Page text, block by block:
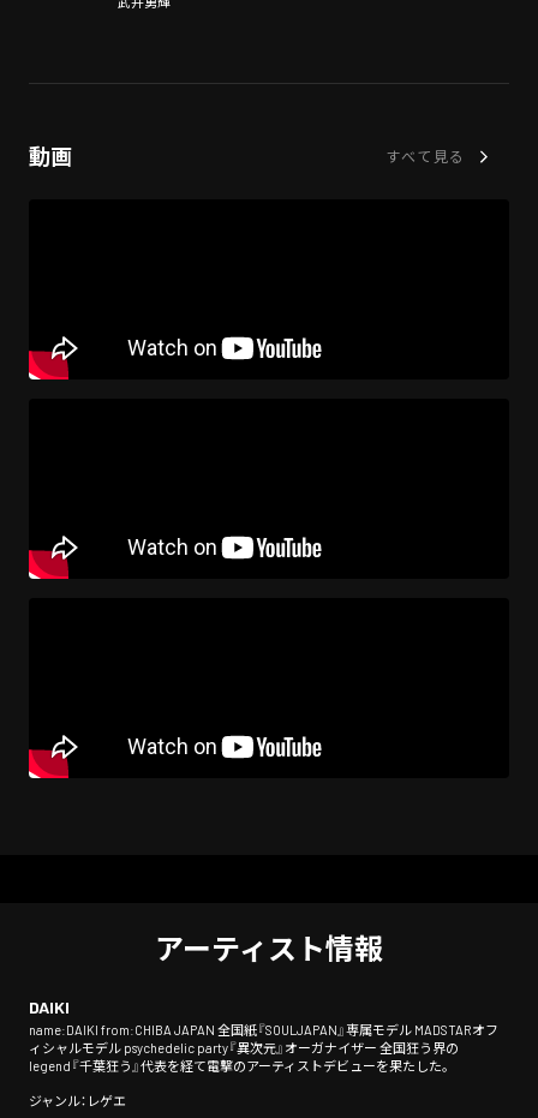
動画 すべて見る
アーティスト情報
DAIKI
name:DAIKI from:CHIBA JAPAN 全国紙『SOULJAPAN』専属モデル MADSTARオフ
ィシャルモデル psychedelic party『異次元』オーガナイザー 全国狂う界の
legend『千葉狂う』代表を経て電撃のアーティストデビューを果たした。
ジャンル：レゲエ